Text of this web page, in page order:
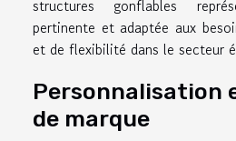
structures gonflables
pertinente et adaptée aux
et de flexibilité dans le secteur
Personnalisation
de marque